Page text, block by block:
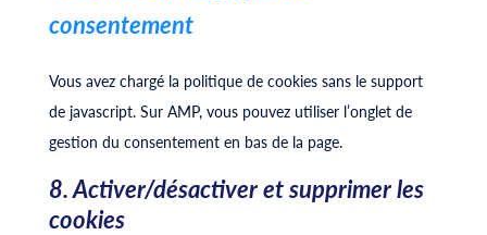
consentement
Vous avez chargé la politique de cookies sans le support
de javascript. Sur AMP, vous pouvez utiliser l’onglet de
gestion du consentement en bas de la page.
8. Activer/désactiver et supprimer les
cookies